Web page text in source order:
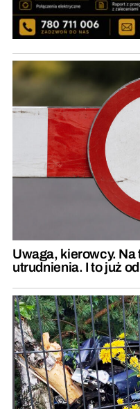
Uwaga, kierowcy.
utrudnienia. I to już